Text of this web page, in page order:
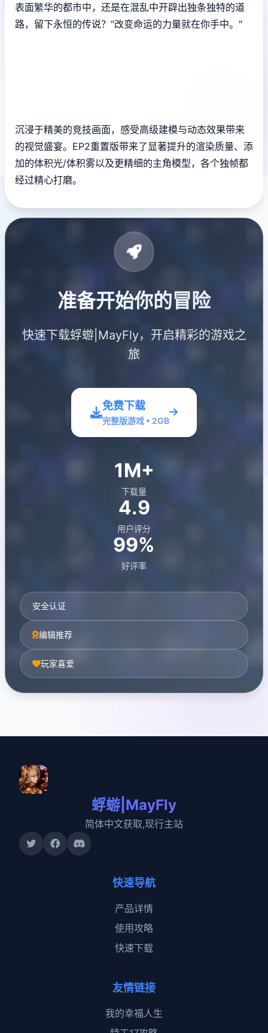
表面繁华的都市中，还是在混乱中开辟出独条独特的道
路，留下永恒的传说？"改变命运的力量就在你手中。"
沉浸于精美的竞技画面，感受高级建模与动态效果带来
的视觉盛宴。EP2重置版带来了显著提升的渲染质量、添
加的体积光/体积雾以及更精细的主角模型，各个独帧都
经过精心打磨。
准备开始你的冒险
快速下载蜉蝣|MayFly，开启精彩的游戏之
旅
免费下载
完整版游戏 • 2GB
1M+
下载量
4.9
用户评分
99%
好评率
安全认证
编辑推荐
玩家喜爱
蜉蝣|MayFly
简体中文获取,现行主站
快速导航
产品详情
使用攻略
快速下载
友情链接
我的幸福人生